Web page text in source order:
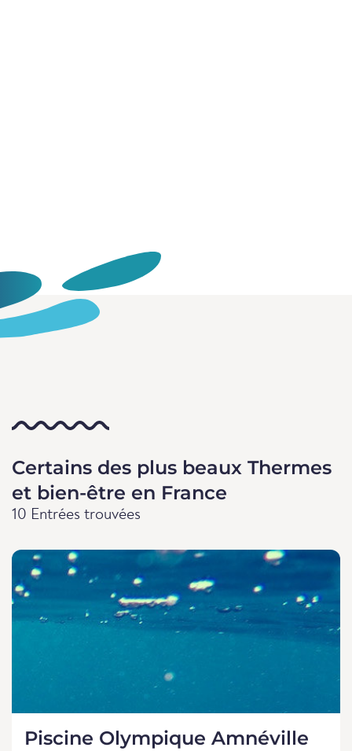
Certains des plus beaux Thermes
et bien-être en France
10 Entrées trouvées
Piscine Olympique Amnéville